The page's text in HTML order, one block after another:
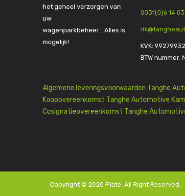
het geheel verzorgen van
uw
wagenparkbeheer….Alles is
mogelijk!
0031(0)6 14
KVK: 99279932
BTW nummer:
Algemene leveringsvoorwaarden Tanghe
Koopovereenkomst Tanghe Automotive
Cosignatieovereenkomst Tanghe
Copyright © 2020 Plate . All Right Reserved.